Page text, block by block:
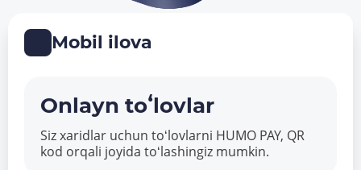
Mobil ilova
Onlayn toʻlovlar
Siz xaridlar uchun toʻlovlarni HUMO PAY, QR
kod orqali joyida toʻlashingiz mumkin.